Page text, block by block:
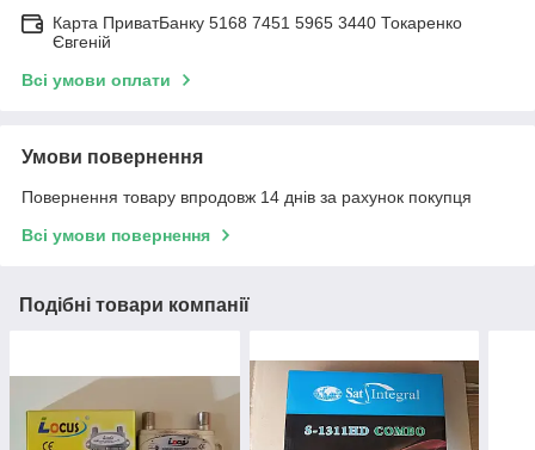
Карта ПриватБанку 5168 7451 5965 3440 Токаренко
Євгеній
Всі умови оплати
Умови повернення
Повернення товару впродовж 14 днів за рахунок покупця
Всі умови повернення
Подібні товари компанії